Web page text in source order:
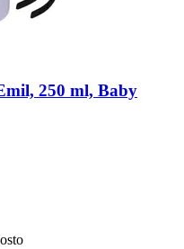
250 ml, Baby